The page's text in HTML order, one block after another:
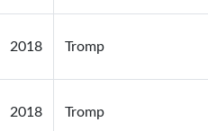
2018 Tromp
2018 Tromp